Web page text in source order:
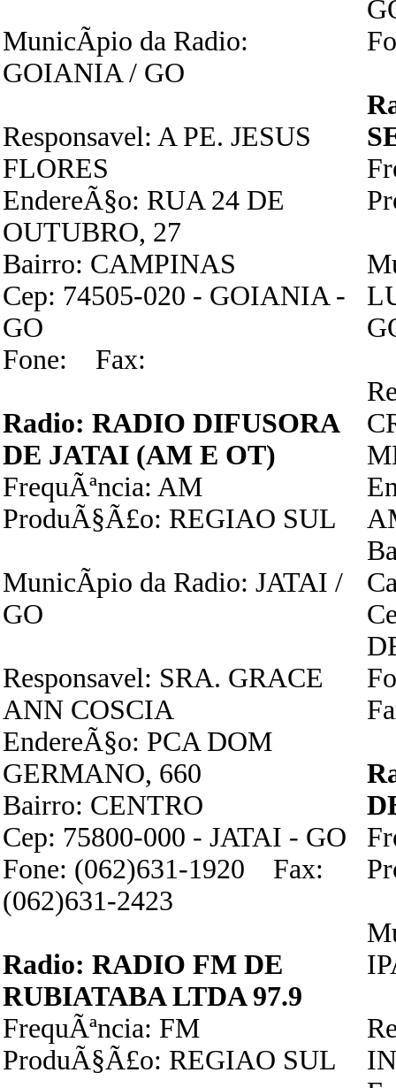
MunicÃ­pio da Radio:
GOIANIA / GO
Responsavel: A PE. JESUS
FLORES
EndereÃ§o: RUA 24 DE
OUTUBRO, 27
Bairro: CAMPINAS
Cep: 74505-020 - GOIANIA -
GO
Fone: Fax:
Radio: RADIO DIFUSORA
DE JATAI (AM E OT)
FrequÃªncia: AM
ProduÃ§Ã£o: REGIAO SUL
MunicÃ­pio da Radio: JATAI /
GO
Responsavel: SRA. GRACE
ANN COSCIA
EndereÃ§o: PCA DOM
GERMANO, 660
Bairro: CENTRO
Cep: 75800-000 - JATAI - GO
Fone: (062)631-1920 Fax:
(062)631-2423
Radio: RADIO FM DE
RUBIATABA LTDA 97.9
FrequÃªncia: FM
ProduÃ§Ã£o: REGIAO SUL